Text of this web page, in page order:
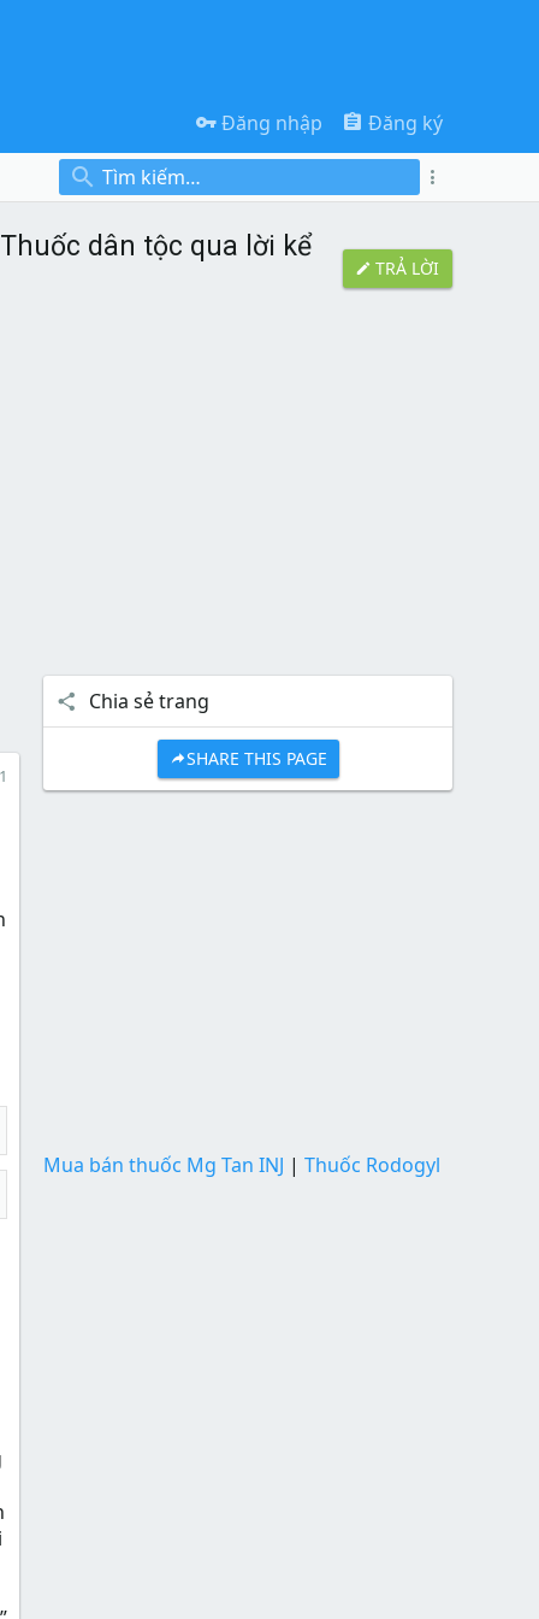
Đăng nhập Đăng ký
dân tộc qua lời kể
TRẢ LỜI
Chia sẻ trang
SHARE THIS PAGE
Mua bán thuốc Mg Tan INJ | Thuốc Rodogyl